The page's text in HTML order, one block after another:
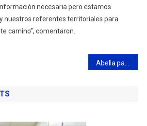
necesaria pero estamos
nuestros referentes territoriales para
camino”, comentaron.